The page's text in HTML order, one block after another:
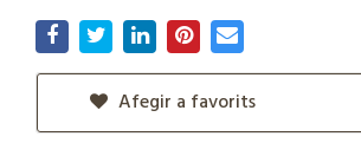
Afegir a favorits